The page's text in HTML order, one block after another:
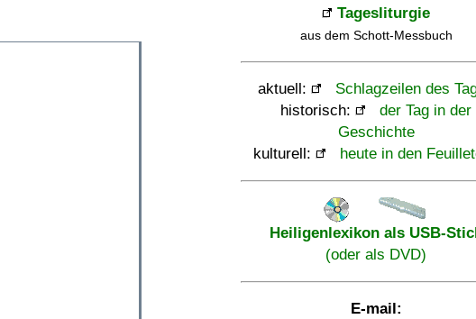
Tagesliturgie
aus dem Schott-Messbuch
aktuell:
Schlagzeilen des
historisch:
der Tag in der
Geschichte
kulturell:
heute in den
Heiligenlexikon als USB-
(oder als DVD)
E-mail: